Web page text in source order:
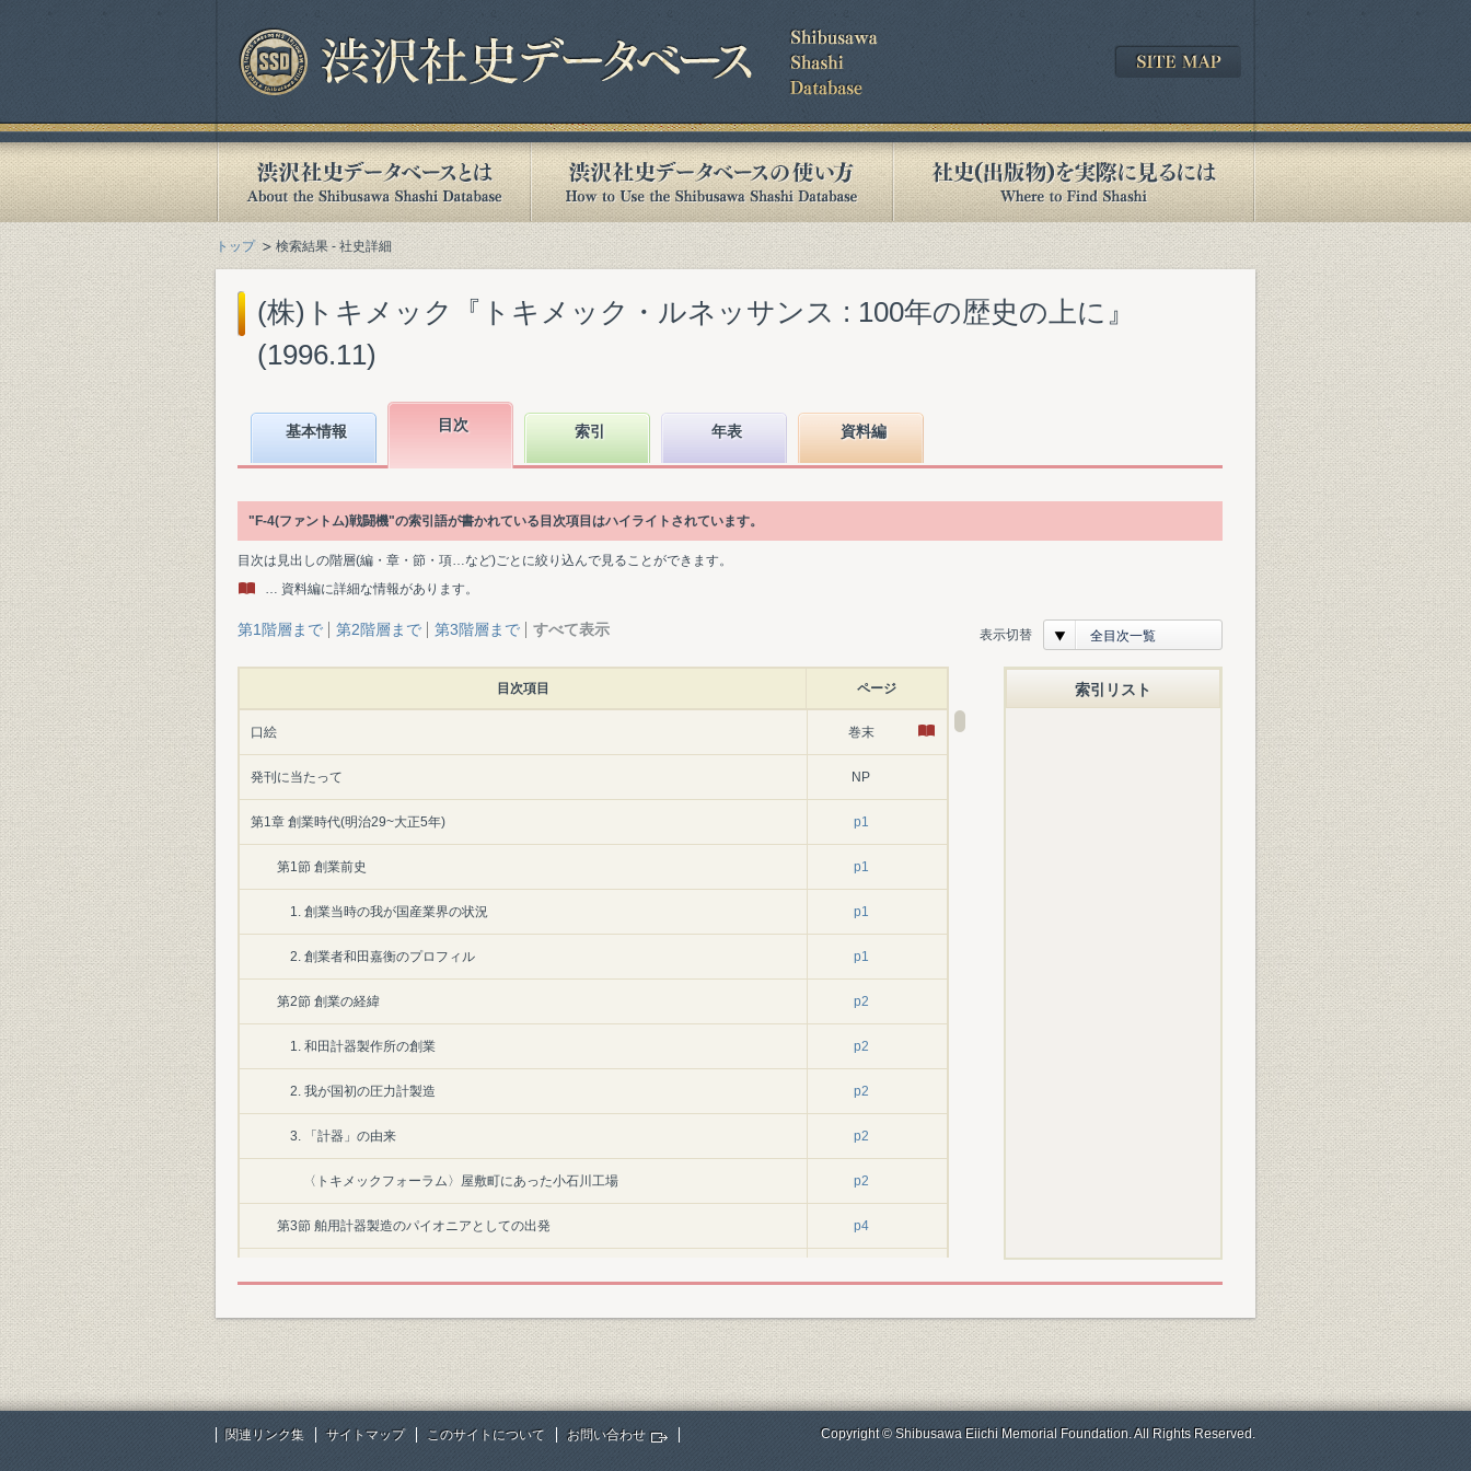
トップ 検索結果 - 社史詳細
(株)トキメック『トキメック・ルネッサンス : 100年の歴史の上に』
(1996.11)
基本情報 目次 索引 年表 資料編
"F-4(ファントム)戦闘機"の索引語が書かれている目次項目はハイライトされています。
目次は見出しの階層(編・章・節・項…など)ごとに絞り込んで見ることができます。
… 資料編に詳細な情報があります。
第1階層まで 第2階層まで 第3階層まで すべて表示 表示切替 全目次一覧
目次項目 ページ
口絵 巻末
発刊に当たって NP
第1章 創業時代(明治29~大正5年) p1
第1節 創業前史 p1
1. 創業当時の我が国産業界の状況 p1
2. 創業者和田嘉衡のプロフィル p1
第2節 創業の経緯 p2
1. 和田計器製作所の創業 p2
2. 我が国初の圧力計製造 p2
3. 「計器」の由来 p2
〈トキメックフォーラム〉屋敷町にあった小石川工場 p2
第3節 舶用計器製造のパイオニアとしての出発 p4
2)舶用計器製造の基礎固め p4
第4節 合名会社東京計器製作所に改組 p4
1) 横式工程管理法の採用 p4
索引リスト
関連リンク集 サイトマップ このサイトについて お問い合わせ Copyright © Shibusawa Eiichi Memorial Foundation. All Rights Reserved.